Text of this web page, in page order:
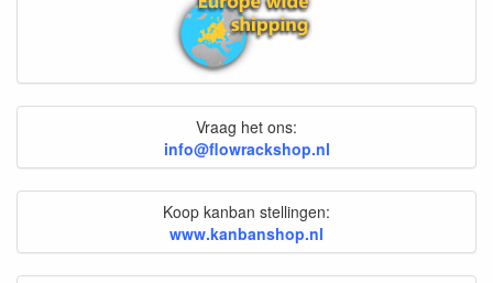
Vraag het ons:
info@flowrackshop.nl
Koop kanban stellingen:
www.kanbanshop.nl